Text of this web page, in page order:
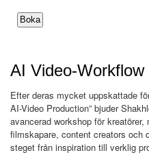
AI Video-
Efter deras mycket uppskattade
AI-Video Production” bjuder
avancerad workshop för
filmskapare, content creators och
steget från inspiration till verklig